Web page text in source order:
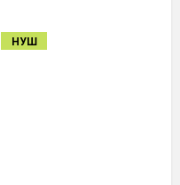
25.01.2024
НУШ